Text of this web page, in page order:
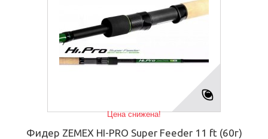
Цена снижена!
Фидер ZEMEX HI-PRO Super Feeder 11 ft (60г)